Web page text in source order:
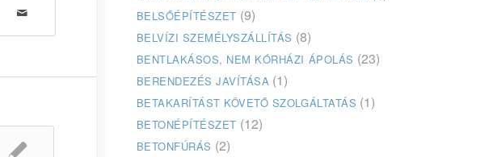
BELSŐÉPÍTÉSZET (9)
BELVÍZI SZEMÉLYSZÁLLÍTÁS (8)
BENTLAKÁSOS, NEM KÓRHÁZI ÁPOLÁS (23)
BERENDEZÉS JAVÍTÁSA (1)
BETAKARÍTÁST KÖVETŐ SZOLGÁLTATÁS (1)
BETONÉPÍTÉSZET (12)
BETONFÚRÁS (2)